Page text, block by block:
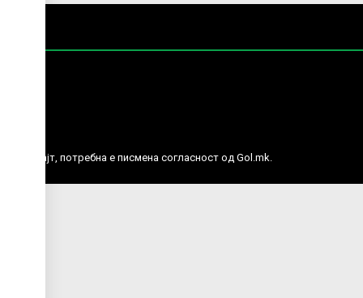
веб сајт, потребна е писмена согласност од Gol.mk.